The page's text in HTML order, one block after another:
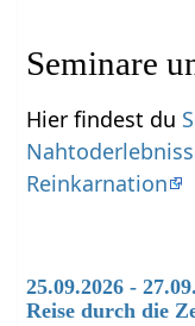
Seminare
Hier findest du
Reinkarnation
25.09.2026 -
Reise durch die